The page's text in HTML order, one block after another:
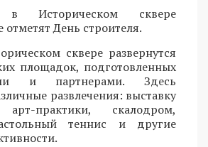
Историческом сквере
отметят День строителя.
сквере развернутся
площадок, подготовленных
и партнерами. Здесь
развлечения: выставку
практики, скалодром,
теннис и другие